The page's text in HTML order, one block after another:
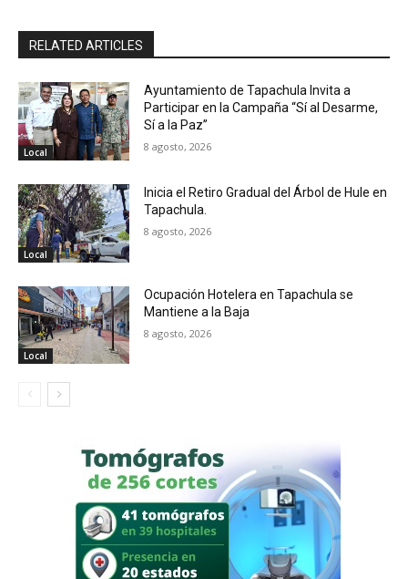
RELATED ARTICLES
Local
Ayuntamiento de Tapachula Invita a
Participar en la Campaña “Sí al Desarme,
Sí a la Paz”
8 agosto, 2026
Local
Inicia el Retiro Gradual del Árbol de Hule en
Tapachula.
8 agosto, 2026
Local
Ocupación Hotelera en Tapachula se
Mantiene a la Baja
8 agosto, 2026